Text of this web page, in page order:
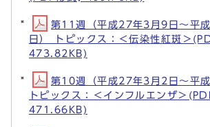
第11週（平成27年3月9日～平
日） トピックス：＜伝染性紅斑＞
473.82KB)
第10週（平成27年3月2日～平
トピックス：＜インフルエンザ＞
471.66KB)